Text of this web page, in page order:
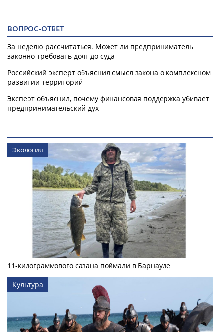
ВОПРОС-ОТВЕТ
За неделю рассчитаться. Может ли предприниматель
законно требовать долг до суда
Российский эксперт объяснил смысл закона о комплексном
развитии территорий
Эксперт объяснил, почему финансовая поддержка убивает
предпринимательский дух
Экология
11-килограммового сазана поймали в Барнауле
Культура